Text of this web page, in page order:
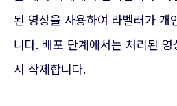
된 영상을 사용하여 라벨러가 개
니다. 배포 단계에서는 처리된
시 삭제합니다.